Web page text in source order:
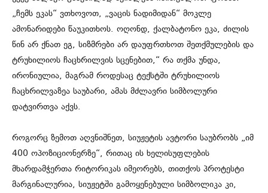
„ჩემს ეკას“ ვთხოვოთ, „ვაცის ნადიმიდან“ მოკლე
ამონარიდები წაუკითხოს. ოღონდ, ქალბატონო ეკა, ძილის
წინ არ ქნათ ეგ, სიზმრები არ დაუფრთხოთ შეთქმულების და
ტრუხილიოს ჩაცხრილვის სცენებით,“ რა თქმა უნდა,
ირონიულია, მაგრამ როდესაც ტექსტში ტრუხილიოს
ჩაცხრილვაზეა საუბარი, ამას მძლავრი სიმბოლური
დატვირთვა აქვს.
როგორც ზემოთ აღვნიშნეთ, სიუჟეტის ავტორი საუბრობს „იმ
400 ოპოზიციონერზე“, რითაც ის ხელისუფლების
მხარდამჭერთა რიტორიკას იმეორებს, თითქოს პროტესტი
მარგინალურია, სიუჟეტში გამოყენებული სიმბოლიკა კი,